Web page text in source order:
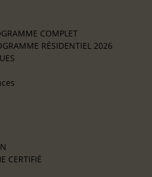
COMPLET
RÉSIDENTIEL 2026
CERTIFIÉ